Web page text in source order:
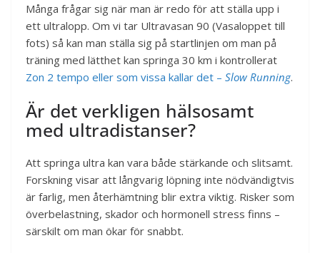
Många frågar sig när man är redo för att ställa upp i
ett ultralopp. Om vi tar Ultravasan 90 (Vasaloppet till
fots) så kan man ställa sig på startlinjen om man på
träning med lätthet kan springa 30 km i kontrollerat
Zon 2 tempo eller som vissa kallar det – Slow Running.
Är det verkligen hälsosamt
med ultradistanser?
Att springa ultra kan vara både stärkande och slitsamt.
Forskning visar att långvarig löpning inte nödvändigtvis
är farlig, men återhämtning blir extra viktig. Risker som
överbelastning, skador och hormonell stress finns –
särskilt om man ökar för snabbt.